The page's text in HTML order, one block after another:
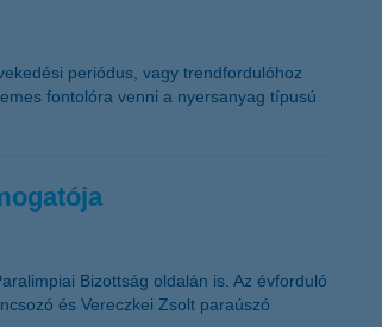
periódus, vagy trendfordulóhoz
fontolóra venni a nyersanyag típusú
Bizottság oldalán is. Az évforduló
és Vereczkei Zsolt paraúszó